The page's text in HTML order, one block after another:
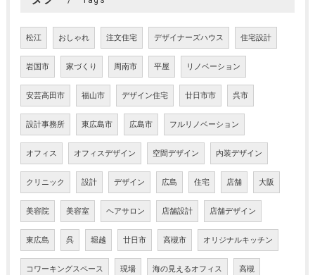
松江 おしゃれ 注文住宅 デザイナーズハウス 住宅設計
岩国市 家づくり 周南市 平屋 リノベーション
安芸高田市 福山市 デザイン住宅 廿日市市 呉市
設計事務所 東広島市 広島市 フルリノベーション
オフィス オフィスデザイン 空間デザイン 内装デザイン
クリニック 設計 デザイン 広島 住宅 店舗 大阪
美容院 美容室 ヘアサロン 店舗設計 店舗デザイン
東広島 呉 堀越 廿日市 高槻市 オリジナルキッチン
コワーキングスペース 現場 海の見えるオフィス 高槻